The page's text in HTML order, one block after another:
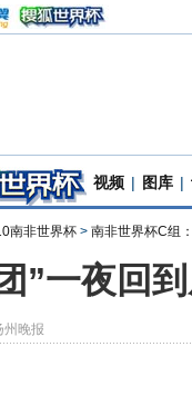
视频 | 图库 |
南非世界杯 > 南非世界杯C组
”一夜回
州晚报